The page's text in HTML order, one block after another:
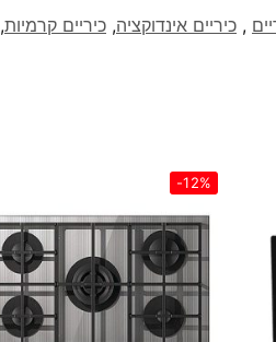
, כיריים אינדוקציה, כיריים קרמיות,
-12%